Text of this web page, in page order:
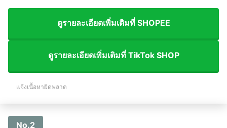
ดูรายละเอียดเพิ่มเติมที่ SHOPEE
ดูรายละเอียดเพิ่มเติมที่ TikTok SHOP
แจ้งเนื้อหาผิดพลาด
No.2